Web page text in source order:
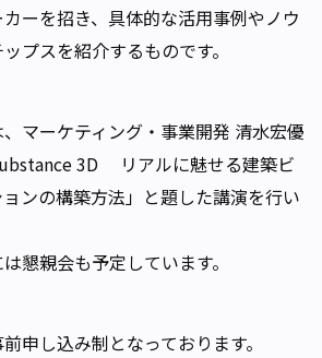
ーを招き、具体的な活用事例やノウ
プスを紹介するものです。
マーケティング・事業開発 清水宏優
3D リアルに魅せる建築ビ
ンの構築方法」と題した講演を行い
懇親会も予定しています。
申し込み制となっております。